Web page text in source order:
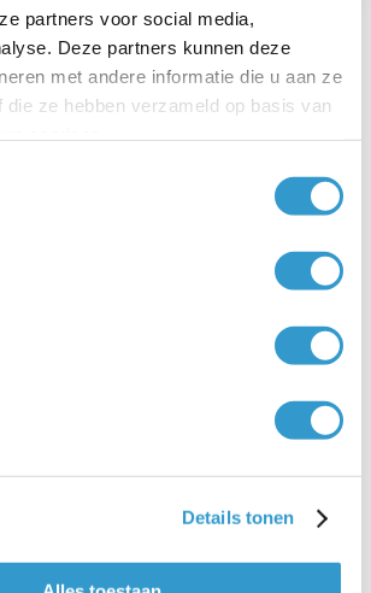
partners voor social media,
Deze partners kunnen deze
met andere informatie die u aan ze
die ze hebben verzameld op basis van
Details tonen
vragen over
Herken
hebben de antwoorden!
is Scan en Herken
en Herken